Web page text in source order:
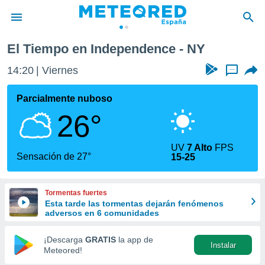
de
por
se
calidad.
a este
las
y
forma
digital
basada
El Tiempo en Independence - NY
14:21 Viernes ...
Parcialmente nuboso
26°
Sensación de 27°
UV7 Alto FPS
15-25
Tormentas fuertes
Esta tarde las tormentas dejarán fenómenos
adversos en 6 comunidades
¡Descarga GRATIS la app de
Meteored!
Instalar